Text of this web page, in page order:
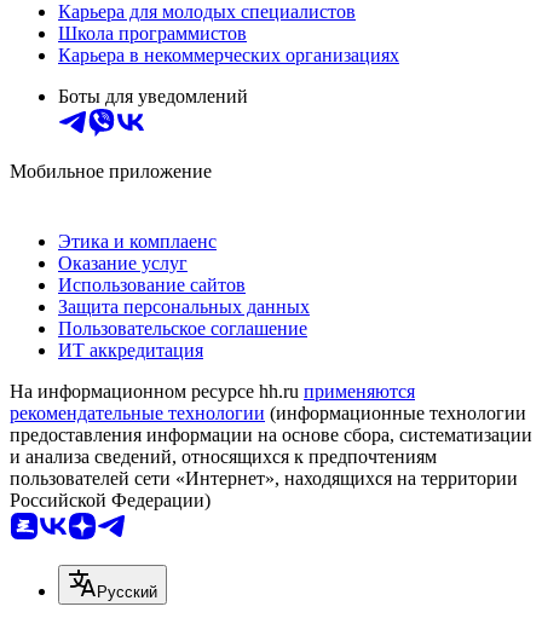
Карьера для молодых специалистов
Школа программистов
Карьера в некоммерческих организациях
Боты для уведомлений
Мобильное приложение
Этика и комплаенс
Оказание услуг
Использование сайтов
Защита персональных данных
Пользовательское соглашение
ИТ аккредитация
На информационном ресурсе hh.ru применяются
рекомендательные технологии (информационные технологии
предоставления информации на основе сбора, систематизации
и анализа сведений, относящихся к предпочтениям
пользователей сети «Интернет», находящихся на территории
Российской Федерации)
Русский